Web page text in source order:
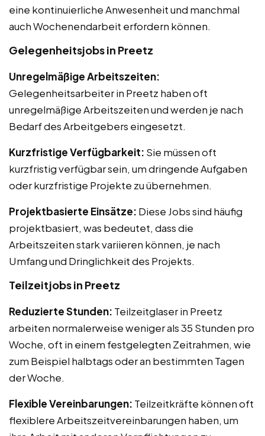
eine kontinuierliche Anwesenheit und manchmal
auch Wochenendarbeit erfordern können.
Gelegenheitsjobs in Preetz
Unregelmäßige Arbeitszeiten:
Gelegenheitsarbeiter in Preetz haben oft
unregelmäßige Arbeitszeiten und werden je nach
Bedarf des Arbeitgebers eingesetzt.
Kurzfristige Verfügbarkeit: Sie müssen oft
kurzfristig verfügbar sein, um dringende Aufgaben
oder kurzfristige Projekte zu übernehmen.
Projektbasierte Einsätze: Diese Jobs sind häufig
projektbasiert, was bedeutet, dass die
Arbeitszeiten stark variieren können, je nach
Umfang und Dringlichkeit des Projekts.
Teilzeitjobs in Preetz
Reduzierte Stunden: Teilzeitglaser in Preetz
arbeiten normalerweise weniger als 35 Stunden pro
Woche, oft in einem festgelegten Zeitrahmen, wie
zum Beispiel halbtags oder an bestimmten Tagen
der Woche.
Flexible Vereinbarungen: Teilzeitkräfte können oft
flexiblere Arbeitszeitvereinbarungen haben, um